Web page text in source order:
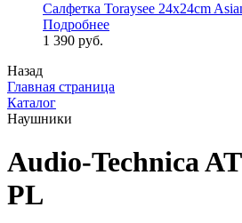
Салфетка Toraysee 24x24cm
Подробнее
1 390 руб.
Назад
Главная страница
Каталог
Наушники
Audio-Technica
PL